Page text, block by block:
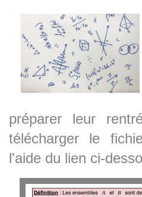
préparer leur
télécharger le
l'aide du lien ci-